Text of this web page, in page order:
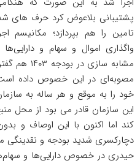
پشتیبانی بلاعوض کرد حرف های
تامین را هم بپردازد؛
واگذاری اموال و سهام و
مشابه سازی
مصوبه‌ای در این خصوص داده
خود را به موقع و هر ساله به
این سازمان قادر می بود از محل
کند اما اکنون با این اوصاف و
دچارکسری شدید بودجه و نقدینگی
حیدری در خصوص دارایی‌ها و